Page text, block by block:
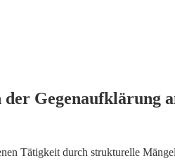
Gegenaufklärung
Tätigkeit durch strukturelle